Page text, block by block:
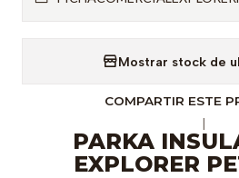
Mostrar stock de
COMPARTIR ESTE
PARKA
EXPLORER